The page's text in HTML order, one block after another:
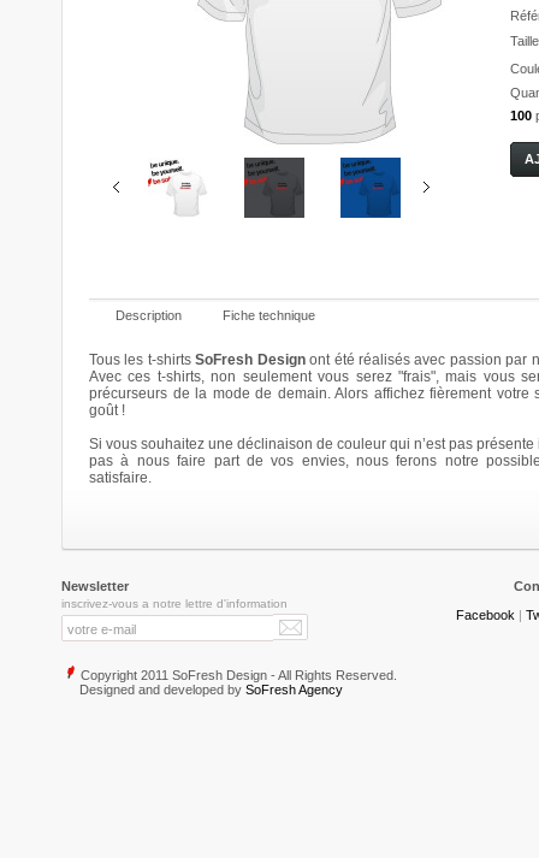
100
Bloomy
Details
Bloomy
Details
Bloomy
Details
Bloomy
Details
Description Fiche technique
Tous les t-shirtsSoFresh Designont été réalisés avec passion par
Avec ces t-shirts, non seulement vous serez "frais", mais vous
précurseurs de la mode de demain. Alors affichez fièrement votre
goût !
Si vous souhaitez une déclinaison de couleur qui n’est pas présente
pas à nous faire part de vos envies, nous ferons notre
satisfaire.
Newsletter
inscrivez-vous a notre lettre d'information
Facebook
Copyright 2011 SoFresh Design - All Rights Reserved.
Designed and developed by SoFresh Agency